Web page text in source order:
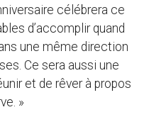
célébrera ce
d’accomplir quand
une même direction
Ce sera aussi une
et de rêver à propos
»